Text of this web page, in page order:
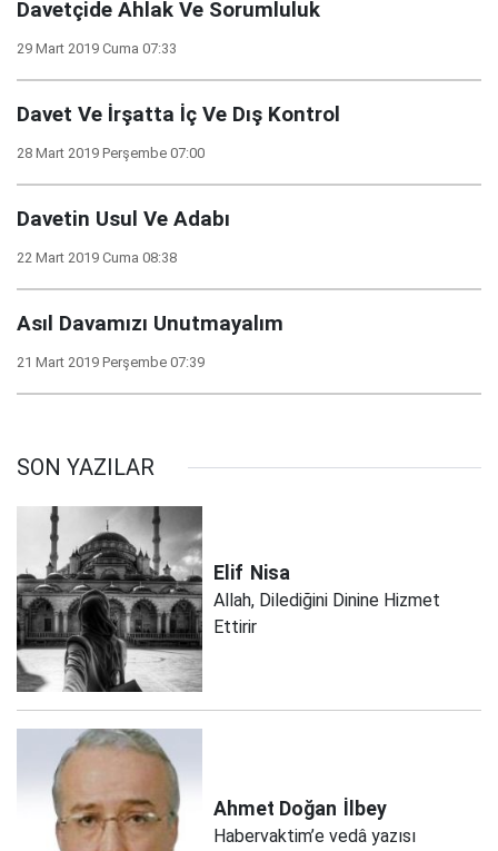
Davetçide Ahlak Ve Sorumluluk
29 Mart 2019 Cuma 07:33
Davet Ve İrşatta İç Ve Dış Kontrol
28 Mart 2019 Perşembe 07:00
Davetin Usul Ve Adabı
22 Mart 2019 Cuma 08:38
Asıl Davamızı Unutmayalım
21 Mart 2019 Perşembe 07:39
SON YAZILAR
Elif Nisa
Allah, Dilediğini Dinine Hizmet
Ettirir
Ahmet Doğan İlbey
Habervaktim’e vedâ yazısı